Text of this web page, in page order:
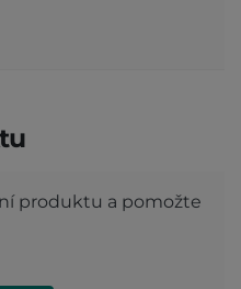
produktu a pomožte